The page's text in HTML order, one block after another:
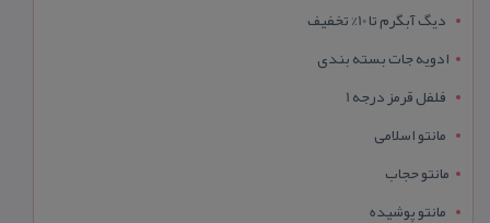
دیگ آبگرم تا 10% تخفیف
ادویه جات بسته بندی
فلفل قرمز درجه 1
مانتو اسلامی
مانتو حجاب
مانتو پوشیده